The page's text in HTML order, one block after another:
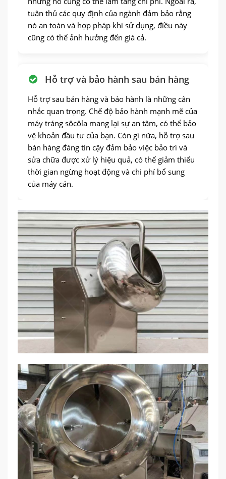
tuân thủ các quy định của ngành đảm bảo rằng
nó an toàn và hợp pháp khi sử dụng, điều này
cũng có thể ảnh hưởng đến giá cả.
Hỗ trợ và bảo hành sau bán hàng
Hỗ trợ sau bán hàng và bảo hành là những cân
nhắc quan trọng. Chế độ bảo hành mạnh mẽ của
máy tráng sôcôla mang lại sự an tâm, có thể bảo
vệ khoản đầu tư của bạn. Còn gì nữa, hỗ trợ sau
bán hàng đáng tin cậy đảm bảo việc bảo trì và
sửa chữa được xử lý hiệu quả, có thể giảm thiểu
thời gian ngừng hoạt động và chi phí bổ sung
của máy cán.